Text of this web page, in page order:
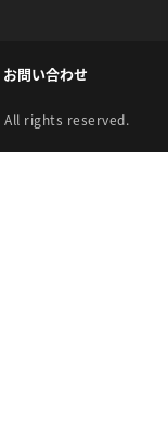
お問い合わせ
All rights reserved.